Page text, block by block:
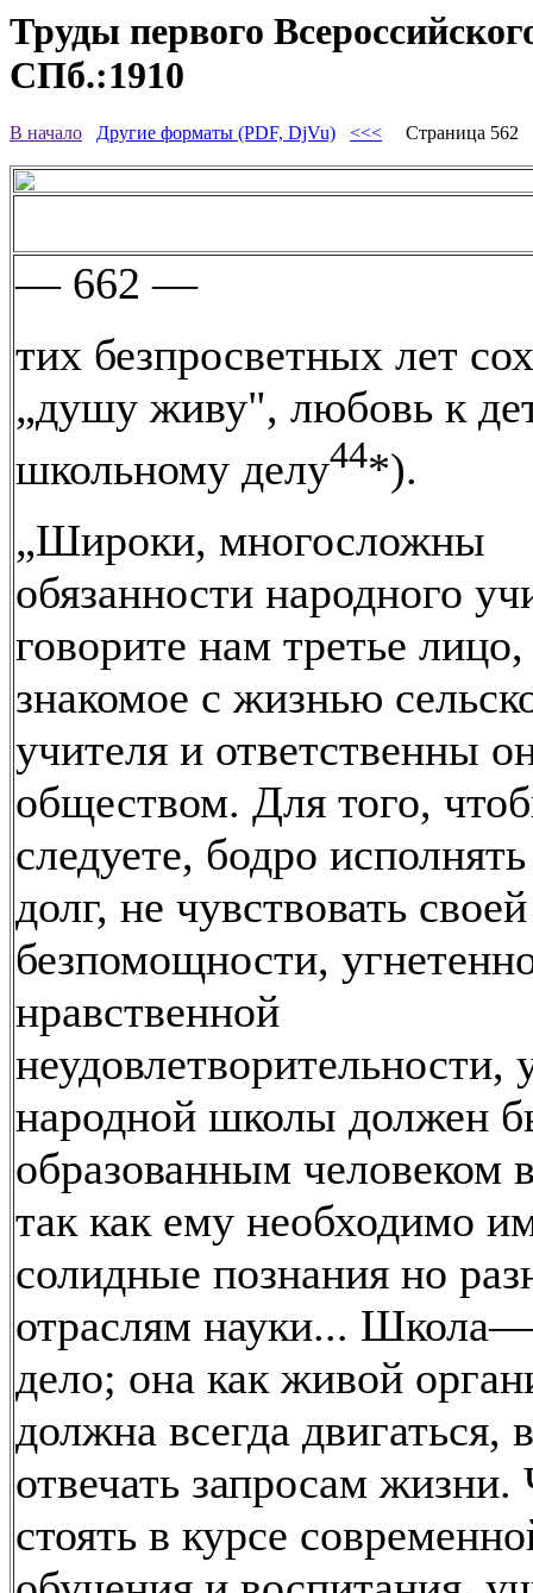
Труды первого
СПб.:1910
В начало Другие форматы (PDF, DjVu) <<< Страница 562
— 662 —
тих безпросветных лет
„душу живу", любовь к
школьному делу44*).
„Широки, многосложны
обязанности народного
говорите нам третье лицо,
знакомое с жизнью
учителя и ответственны
обществом. Для того,
следуете, бодро
долг, не чувствовать своей
безпомощности,
нравственной
неудовлетворительности,
народной школы должен
образованным человеком
так как ему необходимо
солидные познания но
отраслям науки...
дело; она как живой
должна всегда двигаться,
отвечать запросам
стоять в курсе